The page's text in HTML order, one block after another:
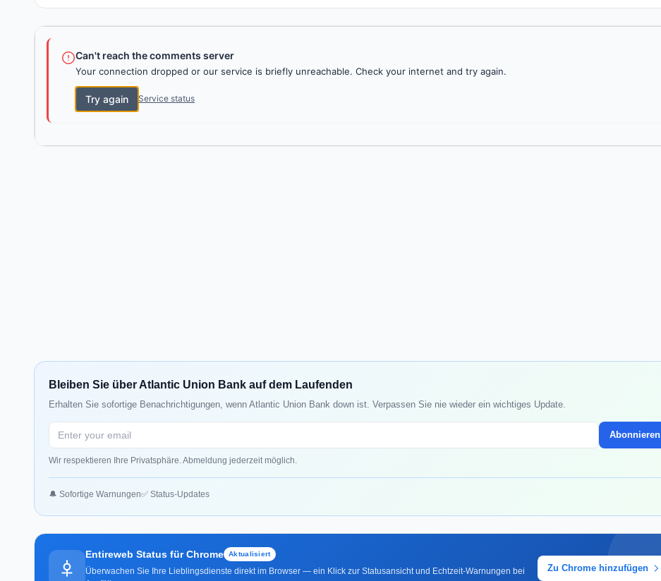
Can't reach the comments server
Your connection dropped or our service is briefly unreachable. Check your internet and try again.
Try again Service status
Bleiben Sie über Atlantic Union Bank auf dem Laufenden
Erhalten Sie sofortige Benachrichtigungen, wenn Atlantic Union Bank down ist. Verpassen Sie nie wieder ein wichtiges Update.
Abonnieren
Wir respektieren Ihre Privatsphäre. Abmeldung jederzeit möglich.
🔔 Sofortige Warnungen✅ Status-Updates
Entireweb Status für Chrome Aktualisiert
Überwachen Sie Ihre Lieblingsdienste direkt im Browser — ein Klick zur Statusansicht und Echtzeit-Warnungen bei
Zu Chrome hinzufügen